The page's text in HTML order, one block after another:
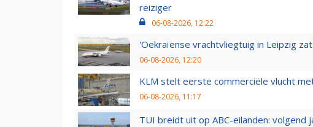
reiziger
06-08-2026, 12:22
'Oekraïense vrachtvliegtuig in Leipzig
06-08-2026, 12:20
KLM stelt eerste commerciële vlucht
06-08-2026, 11:17
TUI breidt uit op ABC-eilanden: